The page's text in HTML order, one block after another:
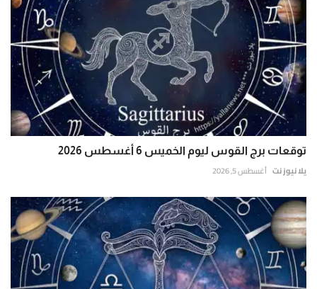
توقعات برج القوس ليوم الخميس 6 أغسطس 2026
يلا نيوز نت أغسطس 5, 2026